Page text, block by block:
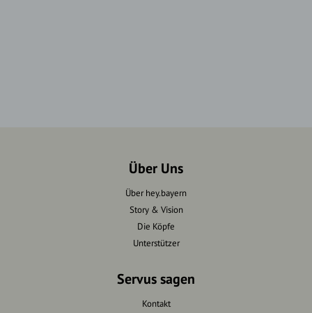
Über Uns
Über hey.bayern
Story & Vision
Die Köpfe
Unterstützer
Servus sagen
Kontakt